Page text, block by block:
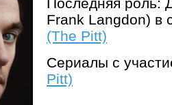
Последняя роль:
Frank Langdon) в
(The Pitt)
Сериалы с
Pitt)